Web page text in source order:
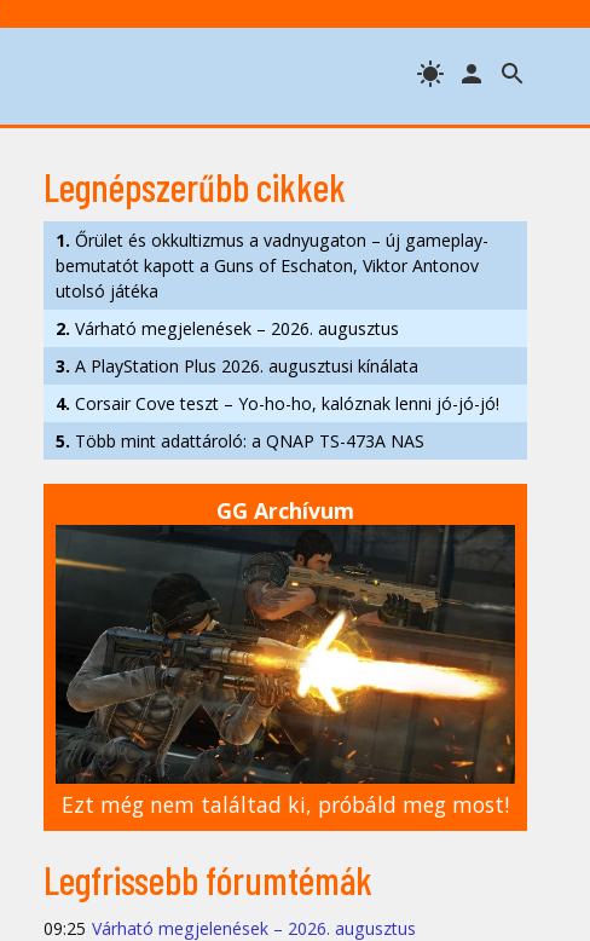
Legnépszerűbb cikkek
1. Őrület és okkultizmus a vadnyugaton – új gameplay-
bemutatót kapott a Guns of Eschaton, Viktor Antonov
utolsó játéka
2. Várható megjelenések – 2026. augusztus
3. A PlayStation Plus 2026. augusztusi kínálata
4. Corsair Cove teszt – Yo-ho-ho, kalóznak lenni jó-jó-jó!
5. Több mint adattároló: a QNAP TS-473A NAS
GG Archívum
Ezt még nem találtad ki, próbáld meg most!
Legfrissebb fórumtémák
09:25 Várható megjelenések – 2026. augusztus